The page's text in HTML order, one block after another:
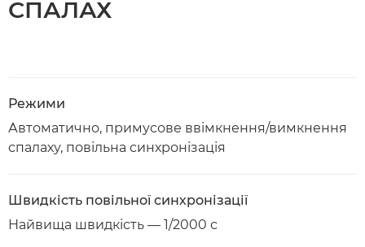
СПАЛАХ
Режими
Автоматично, примусове ввімкнення/вимкнення
спалаху, повільна синхронізація
Швидкість повільної синхронізації
Найвища швидкість — 1/2000 с